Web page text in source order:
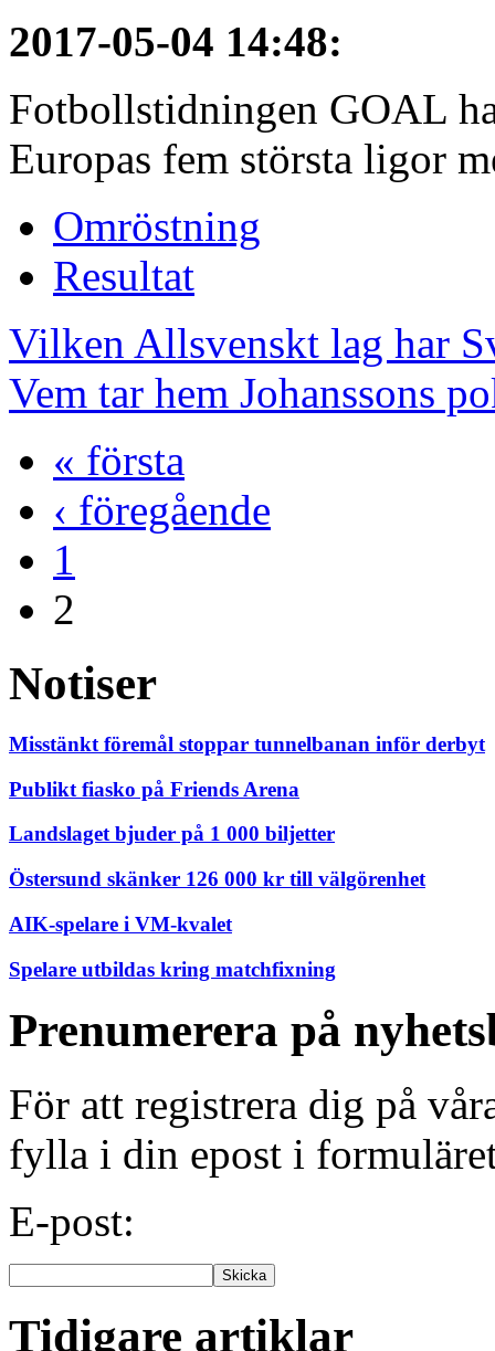
2017-05-04 14:48:
Fotbollstidningen GOAL
Europas fem största ligor
Omröstning
Resultat
Vilken Allsvenskt lag har
Vem tar hem Johanssons
« första
‹ föregående
1
2
Notiser
Misstänkt föremål stoppar tunnelbanan inför derbyt
Publikt fiasko på Friends Arena
Landslaget bjuder på 1 000 biljetter
Östersund skänker 126 000 kr till välgörenhet
AIK-spelare i VM-kvalet
Spelare utbildas kring matchfixning
Prenumerera på
För att registrera dig på
fylla i din epost i
E-post:
Tidigare artiklar